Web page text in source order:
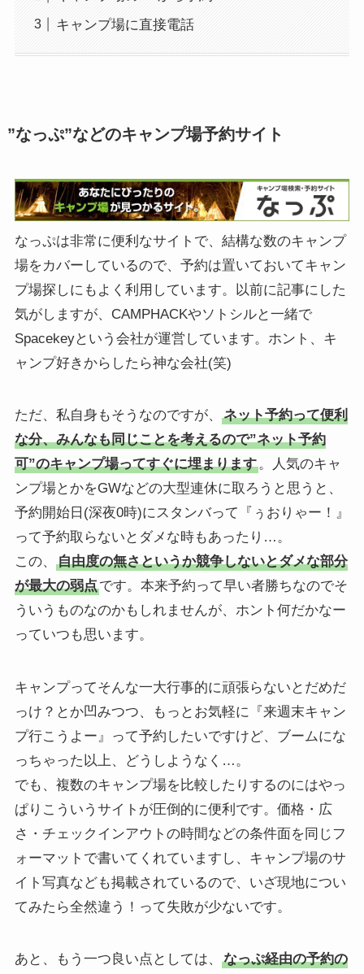
キャンプ場に直接電話
”なっぷ”などのキャンプ場予約サイト
なっぷは非常に便利なサイトで、結構な数のキャンプ
場をカバーしているので、予約は置いておいてキャン
プ場探しにもよく利用しています。以前に記事にした
気がしますが、CAMPHACKやソトシルと一緒で
Spacekeyという会社が運営しています。ホント、キ
ャンプ好きからしたら神な会社(笑)
ただ、私自身もそうなのですが、
ネット予約って便利
な分、みんなも同じことを考えるので”ネット予約
可”のキャンプ場ってすぐに埋まります。人気のキャ
ンプ場とかをGWなどの大型連休に取ろうと思うと、
予約開始日(深夜0時)にスタンバって『ぅおりゃー！』
って予約取らないとダメな時もあったり…。
この、
自由度の無さというか競争しないとダメな部分
が最大の弱点です。本来予約って早い者勝ちなのでそ
ういうものなのかもしれませんが、ホント何だかなー
っていつも思います。
キャンプってそんな一大行事的に頑張らないとだめだ
っけ？とか凹みつつ、もっとお気軽に『来週末キャン
プ行こうよー』って予約したいですけど、ブームにな
っちゃった以上、どうしようなく…。
でも、複数のキャンプ場を比較したりするのにはやっ
ぱりこういうサイトが圧倒的に便利です。価格・広
さ・チェックインアウトの時間などの条件面を同じフ
ォーマットで書いてくれていますし、キャンプ場のサ
イト写真なども掲載されているので、いざ現地につい
てみたら全然違う！って失敗が少ないです。
あと、もう一つ良い点としては、 なっぷ経由の予約の